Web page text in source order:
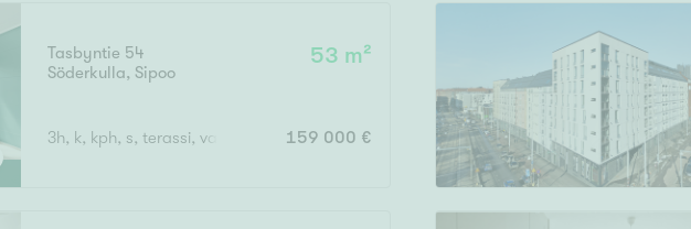
Vain uudiskohteet
Tasbyntie 54
Söderkulla, Sipoo
53 m²
3h, k, kph, s, terassi, varasto, autokatospaikka
159 000 €